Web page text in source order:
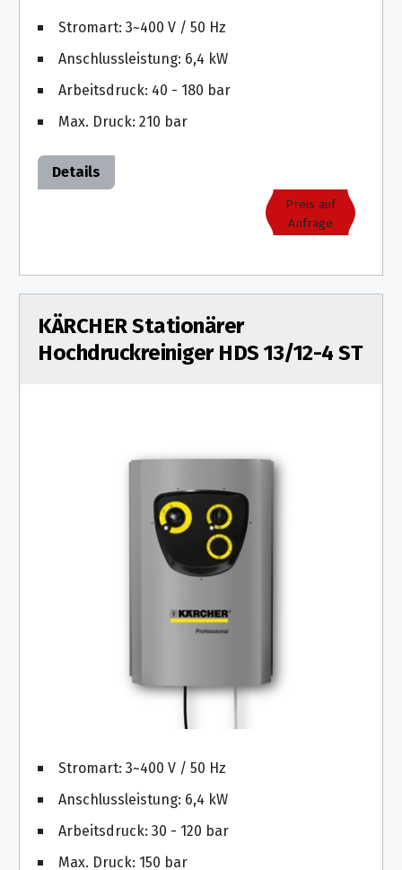
Stromart: 3~400 V / 50 Hz
Anschlussleistung: 6,4 kW
Arbeitsdruck: 40 - 180 bar
Max. Druck: 210 bar
Details
Preis auf
Anfrage
KÄRCHER Stationärer
Hochdruckreiniger HDS 13/12-4 ST
Stromart: 3~400 V / 50 Hz
Anschlussleistung: 6,4 kW
Arbeitsdruck: 30 - 120 bar
Max. Druck: 150 bar